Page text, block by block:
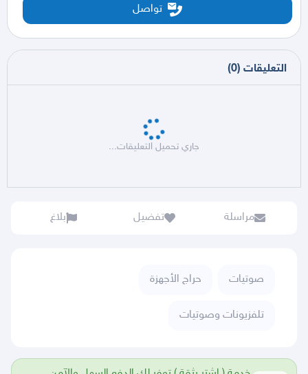
تواصل
التعليقات (
0
)
جاري تحميل التعليقات...
مراسلة تفضيل بلاغ
صوتيات حراج الأجهزة
تلفزيونات وصوتيات